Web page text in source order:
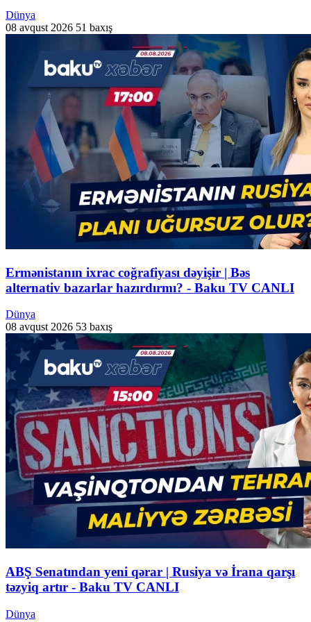
Dünya
08 avqust 2026 51 baxış
Ermənistanın ixrac coğrafiyası dəyişir | Bəs
alternativ bazarlar hazırdırmı? - Baku TV CANLI
Dünya
08 avqust 2026 53 baxış
ABŞ Senatından yeni qərar | Rusiya və İrana qarşı
təzyiq artır - Baku TV CANLI
Dünya